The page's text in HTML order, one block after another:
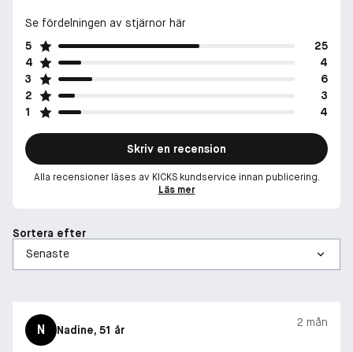
Se fördelningen av stjärnor här
5
25
4
4
3
6
2
3
1
4
Skriv en recension
Alla recensioner läses av KICKS kundservice innan publicering.
Läs mer
Sortera efter
N Nadine, 51 år
2 mån